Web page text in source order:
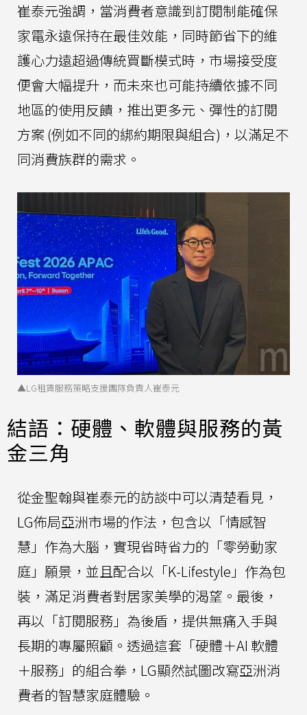
崔泰元強調，當消費者意識到訂閱制能確保
家電永遠保持在最佳效能，同時節省下的維
護心力遠超過傳統買斷模式時，市場接受度
便會大幅提升，而未來也可能持續依據不同
地區的使用反饋，推出更多元、彈性的訂閱
方案 (例如不同的綁約期限與組合)，以滿足不
同消費族群的需求。
▲LG租賃服務策略支援團隊負責人崔泰元
結語：硬體、軟體與服務的黃
金三角
從金聖翰與崔泰元的訪談中可以清楚看見，
LG佈局亞洲市場的作法，包含以「情感智
慧」作為大腦，實現省時省力的「零勞動家
庭」願景，並且配合以「K-Lifestyle」作為包
裝，滿足消費者對居家美學的渴望。最後，
再以「訂閱服務」為後盾，提供無痛入手與
長期的專屬照顧。透過這套「硬體＋AI 軟體
＋服務」的組合拳，LG顯然試圖改寫亞洲消
費者的智慧家庭體驗。